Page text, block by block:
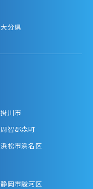
大分県
掛川市
周智郡森町
浜松市浜名区
静岡市駿河区